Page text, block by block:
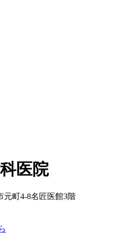
医院
元町4-8名匠医館3階